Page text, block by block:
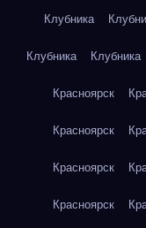
Клубника
Клубника Клубника
Красноярск
Красноярск
Красноярск
Красноярск